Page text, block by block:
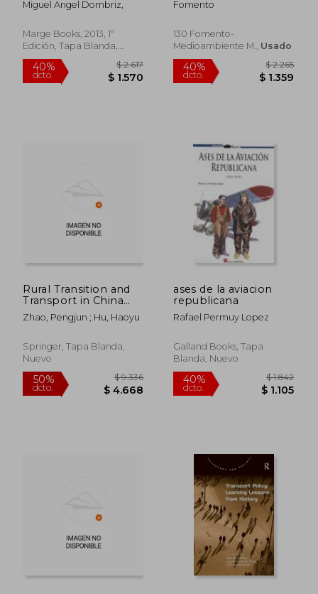
Miguel Angel Dombriz,
Marge Books, 2013, 1ª
Edición, Tapa Blanda,
Usado
Fomento
130 Fomento-
Medioambiente M., Usado
dcto.
Rural Transition and
Transport in China
(en Inglés)
Zhao, Pengjun ; Hu, Haoyu
Springer, Tapa Blanda,
Nuevo
ases de la aviacion
republicana
Rafael Permuy Lopez
Galland Books, Tapa
Blanda, Nuevo
40%
dcto.